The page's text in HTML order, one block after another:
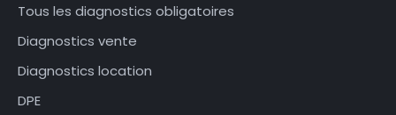
Tous les diagnostics obligatoires
Diagnostics vente
Diagnostics location
DPE